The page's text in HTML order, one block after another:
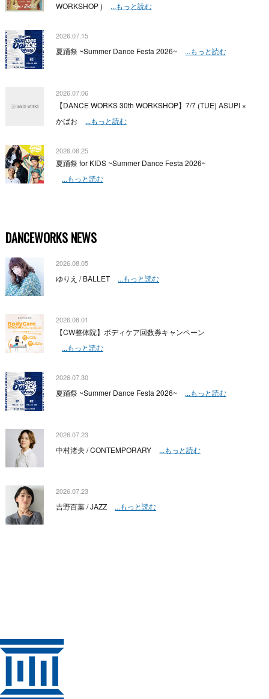
WORKSHOP )
...もっと読む
2026.07.15
夏踊祭 ~Summer Dance Festa 2026~ ...もっと読む
2026.07.06
【DANCE WORKS 30th WORKSHOP】7/7 (TUE) ASUPI ×
かばお
...もっと読む
2026.06.25
夏踊祭 for KIDS ~Summer Dance Festa 2026~
...もっと読む
DANCEWORKS NEWS
2026.08.05
ゆりえ / BALLET ...もっと読む
2026.08.01
【CW整体院】ボディケア回数券キャンペーン
...もっと読む
2026.07.30
夏踊祭 ~Summer Dance Festa 2026~ ...もっと読む
2026.07.23
中村渚央 / CONTEMPORARY ...もっと読む
2026.07.23
吉野百葉 / JAZZ ...もっと読む